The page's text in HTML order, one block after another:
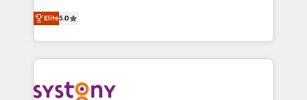
Year LATAM 2022, 2023, 2024, 2025. • Partner of the
Year 2024. • Organizer of Aliados.ai (AI, marketing &
you grow faster, smarter, and with impact.
helps mid-market revenue teams transform how
they sell, market, and serve. We don't just build your
HubSpot—we teach your team to own it, then stay
to help you keep winning. What We Do ⚙️ CRM
Data & Content 📈 Sales & Marketing Alignment +
Elite5.0